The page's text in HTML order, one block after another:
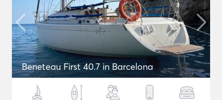
Beneteau First 40.7 in Barcelona